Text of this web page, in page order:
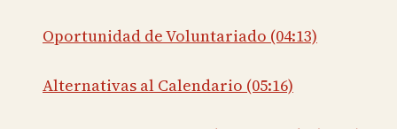
Oportunidad de Voluntariado (04:13)
Alternativas al Calendario (05:16)